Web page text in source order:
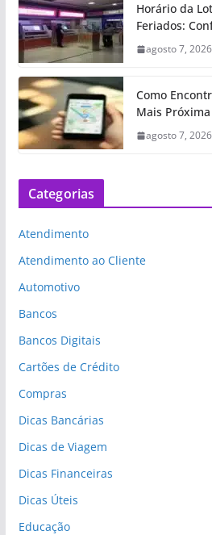
Horário da
Feriados:
agosto 7, 2026
Como
Mais
agosto 7, 2026
Categorias
Atendimento
Atendimento ao Cliente
Automotivo
Bancos
Bancos Digitais
Cartões de Crédito
Compras
Dicas Bancárias
Dicas de Viagem
Dicas Financeiras
Dicas Úteis
Educação